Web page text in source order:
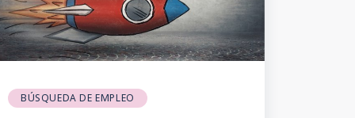
BÚSQUEDA DE EMPLEO